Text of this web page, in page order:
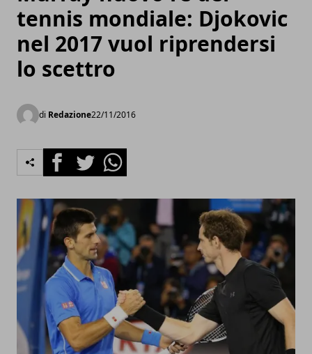
tennis mondiale: Djokovic
nel 2017 vuol riprendersi
lo scettro
di Redazione22/11/2016
FacebookTwitterWhatsapp